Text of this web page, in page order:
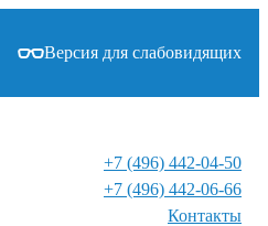
Версия для слабовидящих
+7 (496) 442-04-50
+7 (496) 442-06-66
Контакты⁠